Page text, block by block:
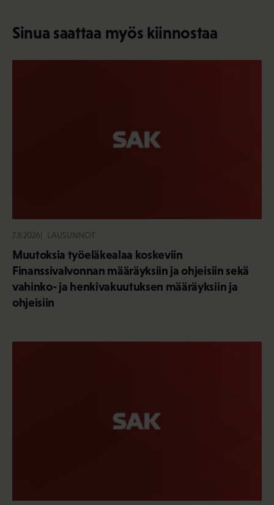
Sinua saattaa myös kiinnostaa
7.8.2026 LAUSUNNOT
Muutoksia työeläkealaa koskeviin
Finanssivalvonnan määräyksiin ja ohjeisiin sekä
vahinko- ja henkivakuutuksen määräyksiin ja
ohjeisiin